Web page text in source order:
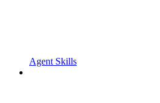
Agent Skills